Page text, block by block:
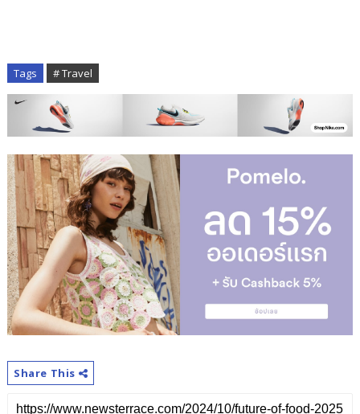
Tags # Travel
Share This